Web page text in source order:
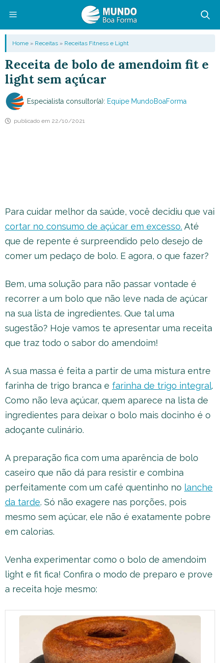
conteúdo
Menu
Home » Receitas » Receitas Fitness e Light
Receita de bolo de amendoim fit e
light sem açúcar
Especialista consultor(a): Equipe MundoBoaForma
publicado em 22/10/2021
Para cuidar melhor da saúde, você decidiu que vai
cortar no consumo de açúcar em excesso. Até
que de repente é surpreendido pelo desejo de
comer um pedaço de bolo. E agora, o que fazer?
Bem, uma solução para não passar vontade é
recorrer a um bolo que não leve nada de açúcar
na sua lista de ingredientes. Que tal uma
sugestão? Hoje vamos te apresentar uma receita
que traz todo o sabor do amendoim!
A sua massa é feita a partir de uma mistura entre
farinha de trigo branca e farinha de trigo integral.
Como não leva açúcar, quem aparece na lista de
ingredientes para deixar o bolo mais docinho é o
adoçante culinário.
A preparação fica com uma aparência de bolo
caseiro que não dá para resistir e combina
perfeitamente com um café quentinho no lanche
da tarde. Só não exagere nas porções, pois
mesmo sem açúcar, ele não é exatamente pobre
em calorias.
Venha experimentar como o bolo de amendoim
light e fit fica! Confira o modo de preparo e prove
a receita hoje mesmo: